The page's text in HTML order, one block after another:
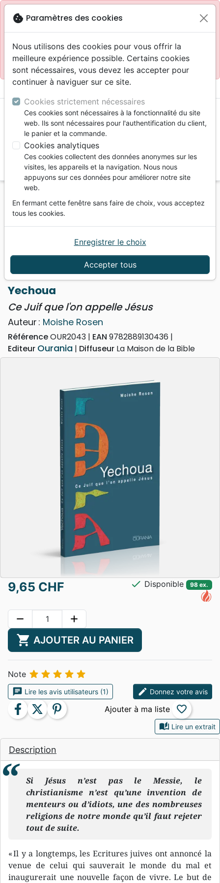
blockSite réservé aux professionnels
Accès pour les professionnels : Se connecter
Site pour le grand public : La Maison de la Bible
menu
Vous ne pouvez pas créer de nouvelle commande
depuis votre pays (United States).
Evangelisation
Livres d'évangélisation
Yechoua - Ce Juif que l'on appelle Jésus
Yechoua
Ce Juif que l'on appelle Jésus
Auteur : Moishe Rosen
RéférenceOUR2043 EAN 9782889130436
Editeur Ourania Diffuseur La Maison de la Bible
auto_stories Lire un extrait
Description
Si Jésus n’est pas le Messie, le
christianisme n’est qu’une invention de
menteurs ou d’idiots, une des nombreuses
religions de notre monde qu’il faut rejeter
tout de suite.
« Il y a longtemps, les Ecritures juives ont annoncé la
venue de celui qui sauverait le monde du mal et
inaugurerait une nouvelle façon de vivre. Le but de
9,65 CHF check Disponible 98 ex.
remove add
shopping_cart AJOUTER AU PANIER
Note     
chat Lire les avis utilisateurs (1) edit Donnez votre avis
facebook twitter pinterest favorite_border
cookie Paramètres des cookies
Nous utilisons des cookies pour vous offrir la
meilleure expérience possible. Certains cookies
sont nécessaires, vous devez les accepter pour
continuer à naviguer sur ce site.
Cookies strictement nécessaires
Ces cookies sont nécessaires à la fonctionnalité du site
web. Ils sont nécessaires pour l'authentification du client,
le panier et la commande.
Cookies analytiques
Ces cookies collectent des données anonymes sur les
visites, les appareils et la navigation. Nous nous
appuyons sur ces données pour améliorer notre site
web.
En fermant cette fenêtre sans faire de choix, vous acceptez
tous les cookies.
Accepter tous
Enregistrer le choix